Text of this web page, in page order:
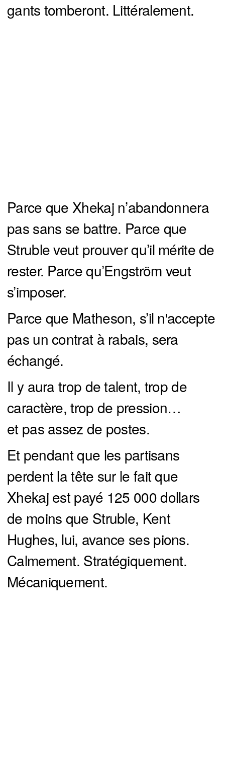
gants tomberont. Littéralement.
Parce que Xhekaj n’abandonnera
pas sans se battre. Parce que
Struble veut prouver qu’il mérite de
rester. Parce qu’Engström veut
s’imposer.
Parce que Matheson, s’il n'accepte
pas un contrat à rabais, sera
échangé.
Il y aura trop de talent, trop de
caractère, trop de pression…
et pas assez de postes.
Et pendant que les partisans
perdent la tête sur le fait que
Xhekaj est payé 125 000 dollars
de moins que Struble, Kent
Hughes, lui, avance ses pions.
Calmement. Stratégiquement.
Mécaniquement.